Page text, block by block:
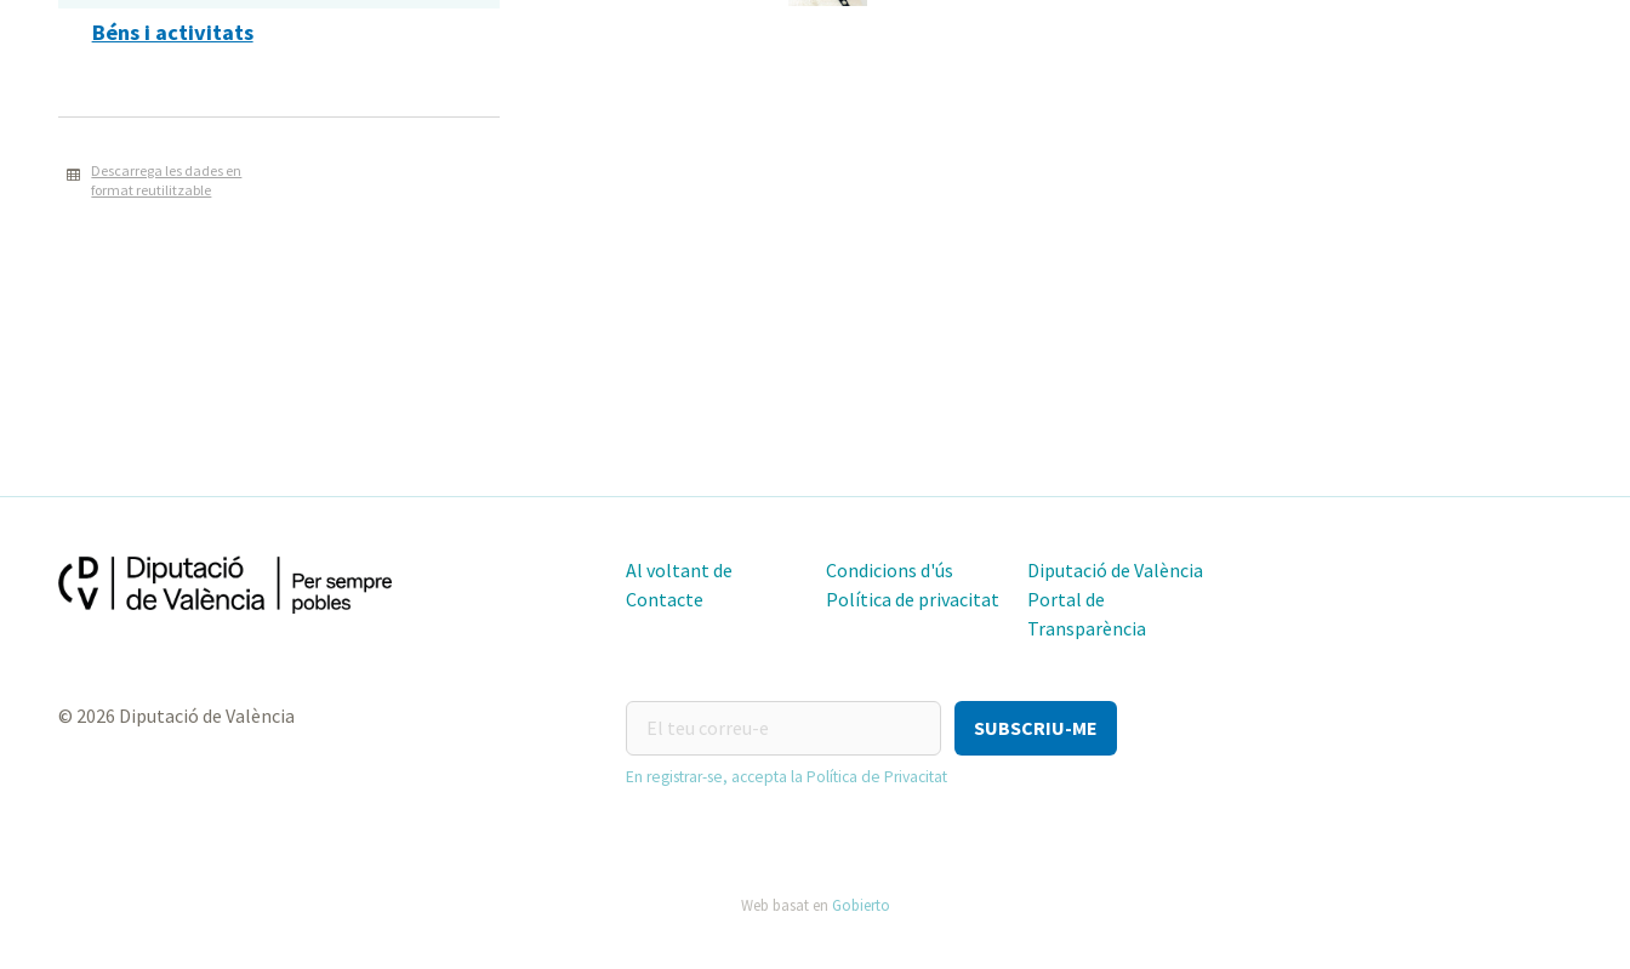
Béns i activitats
Descarrega les dades en
format reutilitzable
Al voltant de
Contacte
Condicions d'ús
Política de privacitat
Diputació de València
Portal de
Transparència
© 2026 Diputació de València
El
teu
correu-
En registrar-se, accepta la Política de Privacitat
Web basat en Gobierto